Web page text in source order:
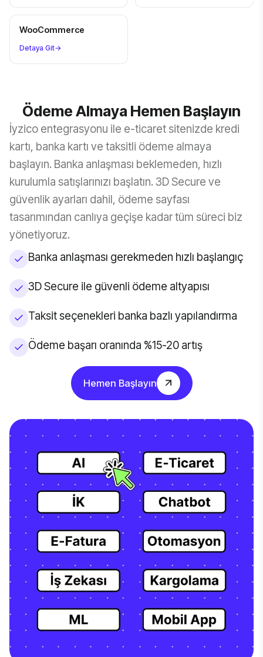
WooCommerce
Detaya Git→
Ödeme Almaya Hemen Başlayın
İyzico entegrasyonu ile e-ticaret sitenizde kredi
kartı, banka kartı ve taksitli ödeme almaya
başlayın. Banka anlaşması beklemeden, hızlı
kurulumla satışlarınızı başlatın. 3D Secure ve
güvenlik ayarları dahil, ödeme sayfası
tasarımından canlıya geçişe kadar tüm süreci biz
yönetiyoruz.
Banka anlaşması gerekmeden hızlı başlangıç
3D Secure ile güvenli ödeme altyapısı
Taksit seçenekleri banka bazlı yapılandırma
Ödeme başarı oranında %15-20 artış
Hemen Başlayın